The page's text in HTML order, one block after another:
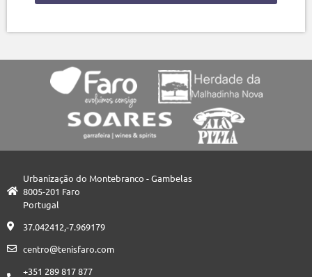
Urbanização do Montebranco - Gambelas
8005-201 Faro
Portugal
37.042412,-7.969179
centro@tenisfaro.com
+351 289 817 877